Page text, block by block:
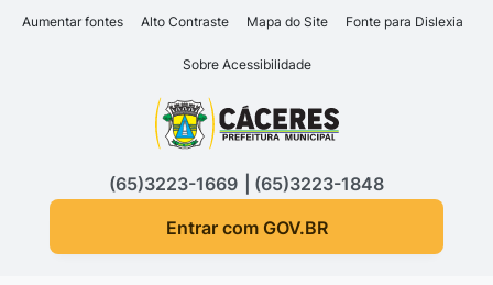
Seção de atalhos e links
Ir para o conteúdo [alt+1]
Ir para o rodapé [alt+4]
Aumentar fontes Alto Contraste Mapa do Site Fonte para Dislexia
Sobre Acessibilidade
Seção do menu principal
(65)3223-1669
(65)3223-1848
Entrar com GOV.BR